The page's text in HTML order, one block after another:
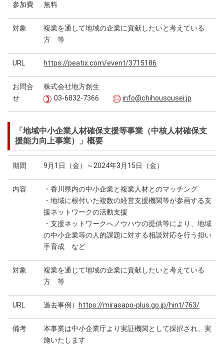
参加費 無料
対象
複業を通して地域の企業に貢献したいと考えている
方 等
URL https://peatix.com/event/3715186
お問合
せ
株式会社地方創生
03-6832-7366
info@chihousousei.jp
「地域中小企業人材確保支援等事業（中核人材確保支
援能力向上事業）」概要
期間 9月1日（金）～2024年3月15日（金）
内容
・香川県内の中小企業と複業人材とのマッチング
・地域に根付いた複数の経営支援機関等が参画する支
援ネットワークの活動支援
・支援ネットワークへノウハウの提供等により、地域
の中小企業等の人的課題に対する相談対応を行う担い
手育成 など
対象
複業を通じて地域の企業に貢献したいと考えている
方 等
URL 過去事例） https://mirasapo-plus.go.jp/hint/763/
備考
本事業は中小企業庁より実証機関として採択され、実
施いたします